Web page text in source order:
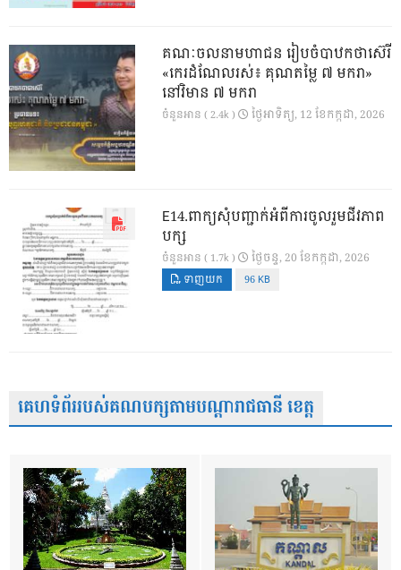
គណៈចលនាមហាជន រៀបចំបាឋកថាស៊េរី
«កេរដំណែលរស់៖ គុណតម្លៃ ៧ មករា»
នៅវិមាន ៧ មករា
ចំនួនអាន ( 2.4k ) ថ្ងៃ​អាទិត្យ, 12 ខែ​កក្កដា, 2026
E14.ពាក្យសុំបញ្ជាក់អំពីការចូលរួមជីវភាព
បក្ស
ចំនួនអាន ( 1.7k ) ថ្ងៃ​ចន្ទ, 20 ខែ​កក្កដា, 2026
ទាញយក 96 KB
គេហទំព័ររបស់គណបក្សតាមបណ្តារាជធានី ខេត្ត